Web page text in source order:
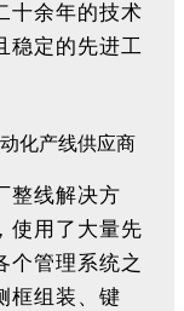
十余年的技术
稳定的先进工
整线解决方
使用了大量先
个管理系统之
框组装、键